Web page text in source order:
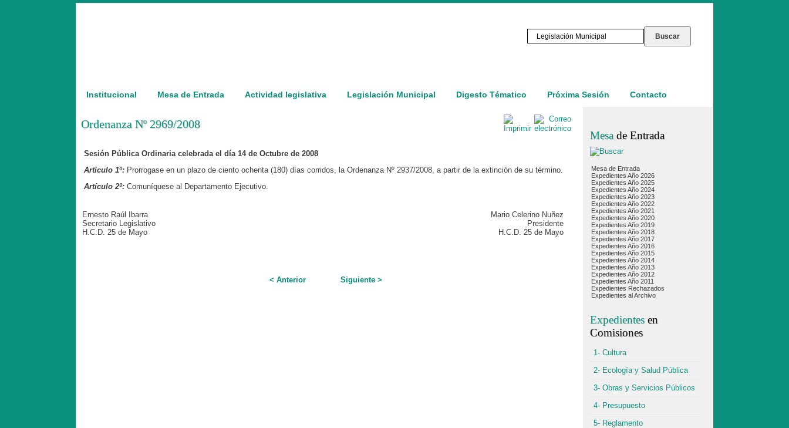
Institucional Mesa de Entrada Actividad legislativa Legislación Municipal Digesto Tématico Próxima Sesión Contacto
Ordenanza Nº 2969/2008
Sesión Pública Ordinaria celebrada el día 14 de Octubre de 2008
Artículo 1º: Prorrogase en un plazo de ciento ochenta (180) días corridos, la Ordenanza Nº 2937/2008, a partir de la extinción de su término.
Artículo 2º: Comuníquese al Departamento Ejecutivo.
Ernesto Raúl Ibarra
Secretario Legislativo
H.C.D. 25 de Mayo
Mario Celerino Nuñez
Presidente
H.C.D. 25 de Mayo
< Anterior Siguiente >
Mesa de Entrada
Mesa de Entrada
Expedientes Año 2026
Expedientes Año 2025
Expedientes Año 2024
Expedientes Año 2023
Expedientes Año 2022
Expedientes Año 2021
Expedientes Año 2020
Expedientes Año 2019
Expedientes Año 2018
Expedientes Año 2017
Expedientes Año 2016
Expedientes Año 2015
Expedientes Año 2014
Expedientes Año 2013
Expedientes Año 2012
Expedientes Año 2011
Expedientes Rechazados
Expedientes al Archivo
Expedientesen
Comisiones
1- Cultura
2- Ecología y Salud Pública
3- Obras y Servicios Públicos
4- Presupuesto
5- Reglamento